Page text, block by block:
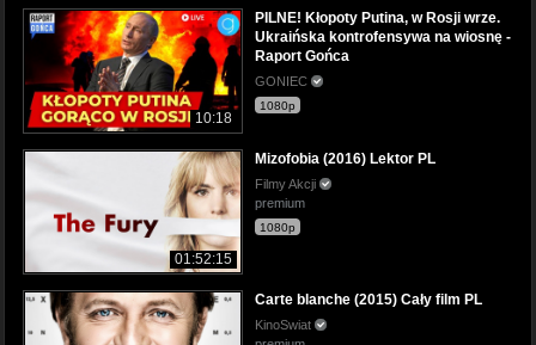
10:18
PILNE! Kłopoty Putina, w Rosji wrze.
Ukraińska kontrofensywa na wiosnę -
Raport Gońca
GONIEC
1080p
01:52:15
Mizofobia (2016) Lektor PL
Filmy Akcji
premium
1080p
Carte blanche (2015) Cały film PL
KinoSwiat